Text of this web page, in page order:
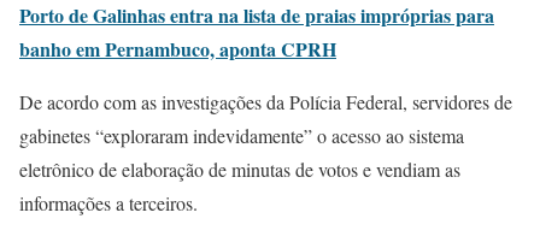
Porto de Galinhas entra na lista de praias impróprias para
banho em Pernambuco, aponta CPRH
De acordo com as investigações da Polícia Federal, servidores de
gabinetes “exploraram indevidamente” o acesso ao sistema
eletrônico de elaboração de minutas de votos e vendiam as
informações a terceiros.